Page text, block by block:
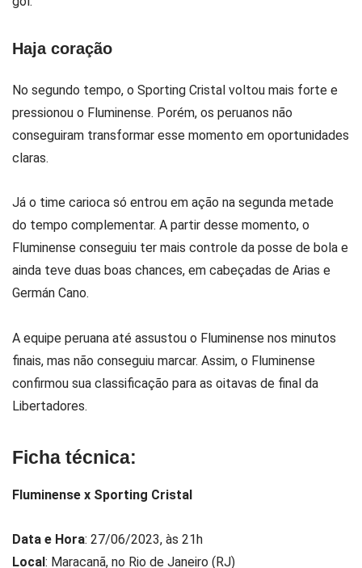
Haja coração
No segundo tempo, o Sporting Cristal voltou mais forte e
pressionou o Fluminense. Porém, os peruanos não
conseguiram transformar esse momento em oportunidades
claras.
Já o time carioca só entrou em ação na segunda metade
do tempo complementar. A partir desse momento, o
Fluminense conseguiu ter mais controle da posse de bola e
ainda teve duas boas chances, em cabeçadas de Arias e
Germán Cano.
A equipe peruana até assustou o Fluminense nos minutos
finais, mas não conseguiu marcar. Assim, o Fluminense
confirmou sua classificação para as oitavas de final da
Libertadores.
Ficha técnica:
Fluminense x Sporting Cristal
Data e Hora: 27/06/2023, às 21h
Local: Maracanã, no Rio de Janeiro (RJ)